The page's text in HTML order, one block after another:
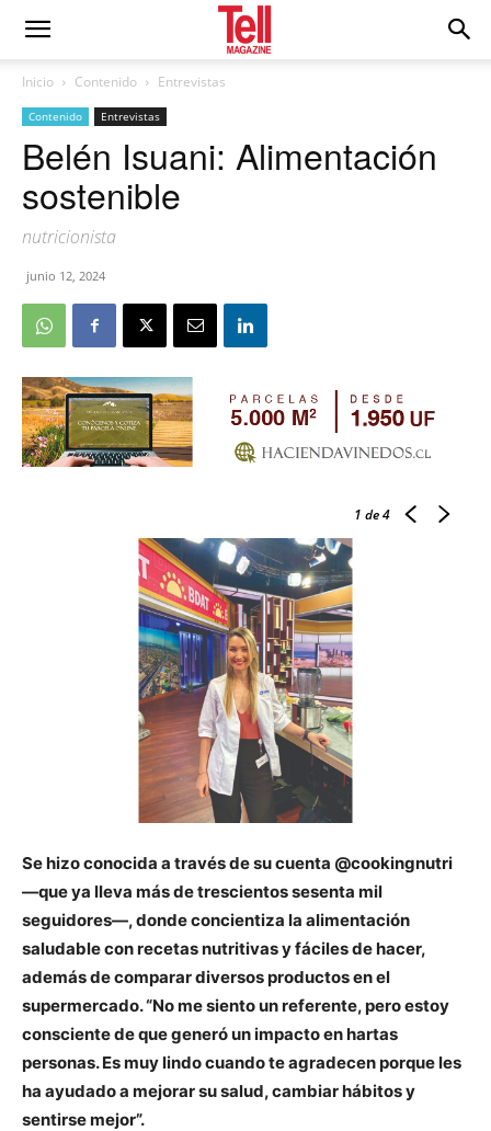
Inicio Contenido Entrevistas
Contenido Entrevistas
Belén Isuani: Alimentación
sostenible
nutricionista
junio 12, 2024
1 de 4
Se hizo conocida a través de su cuenta @cookingnutri
—que ya lleva más de trescientos sesenta mil
seguidores—, donde concientiza la alimentación
saludable con recetas nutritivas y fáciles de hacer,
además de comparar diversos productos en el
supermercado. “No me siento un referente, pero estoy
consciente de que generó un impacto en hartas
personas. Es muy lindo cuando te agradecen porque les
ha ayudado a mejorar su salud, cambiar hábitos y
sentirse mejor”.